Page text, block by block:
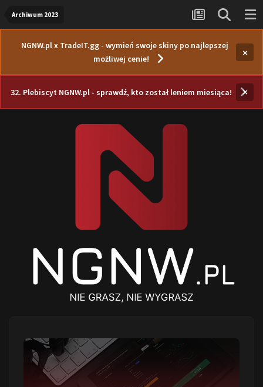
Archiwum 2023
NGNW.pl x TradeIT.gg - wymień swoje skiny po najlepszej
możliwej cenie!
×
32. Plebiscyt NGNW.pl - sprawdź, kto został leniem miesiąca! ×